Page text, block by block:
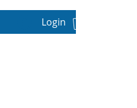
Login